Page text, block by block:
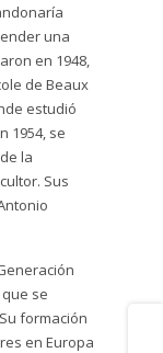
una
en 1948,
de Beaux
estudió
1954, se
la
Sus
se
formación
en Europa